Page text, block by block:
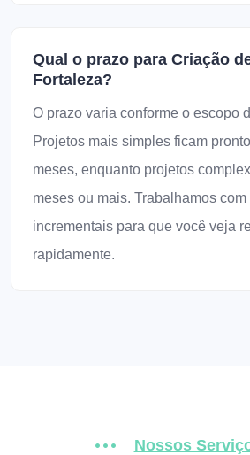
Qual o prazo para Criação
Fortaleza?
O prazo varia conforme o escopo
Projetos mais simples ficam
meses, enquanto projetos
meses ou mais. Trabalhamos
incrementais para que você veja
rapidamente.
Nossos